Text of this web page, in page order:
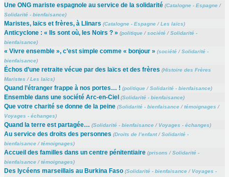
Une ONG mariste espagnole au service de la solidarité (Catalogne - Espagne/
Solidarité - bienfaisance)
Maristes, laïcs et frères, à Llinars (Catalogne - Espagne/Les laïcs)
Anticyclone : « Ils sont où, les Noirs ? » (politique/ société/Solidarité -
bienfaisance)
« Vivre ensemble », c’est simple comme « bonjour » (société/Solidarité -
bienfaisance)
Échos d’une retraite vécue par des laïcs et des frères (Histoire des Frères
Maristes /Les laïcs)
Quand l’étranger frappe à nos portes… ! (politique/Solidarité - bienfaisance)
Ensemble dans une société Arc-en-Ciel (Solidarité - bienfaisance)
Que votre charité se donne de la peine (Solidarité - bienfaisance/témoignages /
Voyages - échanges)
Quand la terre est partagée… (Solidarité - bienfaisance/ Voyages - échanges)
Au service des droits des personnes (Droits de l’enfant/Solidarité -
bienfaisance/témoignages)
Accueil des familles dans un centre pénitentiaire (prisons /Solidarité -
bienfaisance/témoignages)
Des lycéens marseillais au Burkina Faso (Solidarité - bienfaisance/ Voyages -